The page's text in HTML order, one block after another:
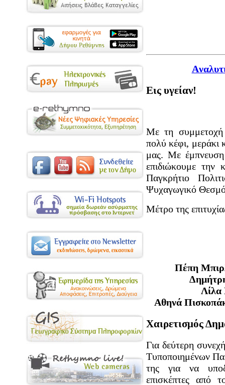
Εις υγείαν!
Με τη συμμετοχή
πολύ κέφι, μεράκι
μας. Με
επιδιώκουμε την
Παγκρήτιο
Ψυχαγωγικό
Μέτρο της
Πέπη
Αθηνά
Χαιρετισμός
Για δεύτερη
Τυποποιημένων
της για να
επισκέπτες από